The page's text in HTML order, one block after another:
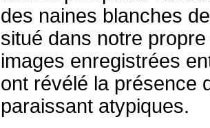
des naines blanches
situé dans notre
images enregistrées
ont révélé la présence
paraissant atypiques.